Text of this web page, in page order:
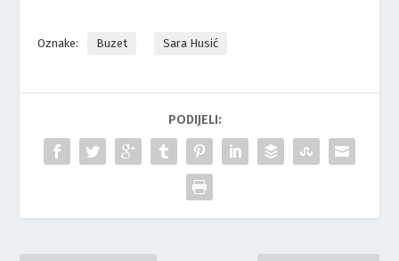
Oznake: Buzet Sara Husić
PODIJELI: